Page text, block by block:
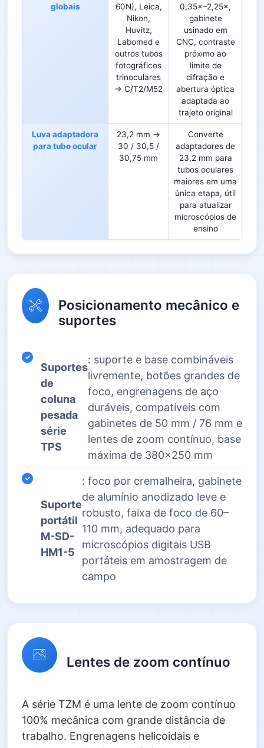
globais
60N), Leica,
Nikon,
Huvitz,
Labomed e
outros tubos
fotográficos
trinoculares
→ C/T2/M52
0,35×–2,25×,
gabinete
usinado em
CNC, contraste
próximo ao
limite de
difração e
abertura óptica
adaptada ao
trajeto original
Luva adaptadora
para tubo ocular
23,2 mm →
30 / 30,5 /
30,75 mm
Converte
adaptadores de
23,2 mm para
tubos oculares
maiores em uma
única etapa, útil
para atualizar
microscópios de
ensino
Posicionamento mecânico e
suportes
Suportes
de
coluna
pesada
série
TPS
: suporte e base combináveis
livremente, botões grandes de
foco, engrenagens de aço
duráveis, compatíveis com
gabinetes de 50 mm / 76 mm e
lentes de zoom contínuo, base
máxima de 380×250 mm
Suporte
portátil
M-SD-
HM1-5
: foco por cremalheira, gabinete
de alumínio anodizado leve e
robusto, faixa de foco de 60–
110 mm, adequado para
microscópios digitais USB
portáteis em amostragem de
campo
Lentes de zoom contínuo
A série TZM é uma lente de zoom contínuo
100% mecânica com grande distância de
trabalho. Engrenagens helicoidais e